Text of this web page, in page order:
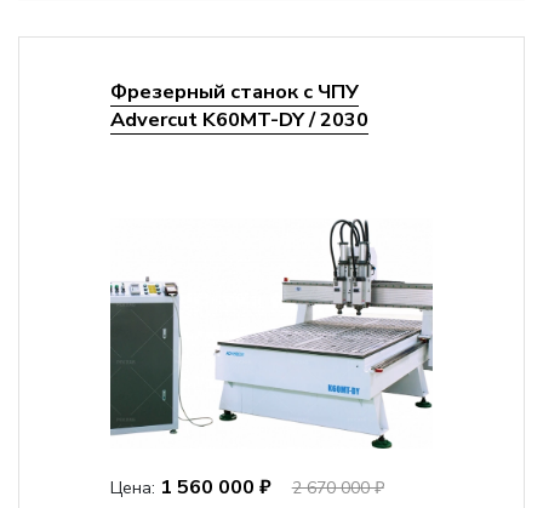
Фрезерный станок с ЧПУ
Advercut K60MT-DY / 2030
Цена: 1 560 000 ₽
2 670 000 ₽